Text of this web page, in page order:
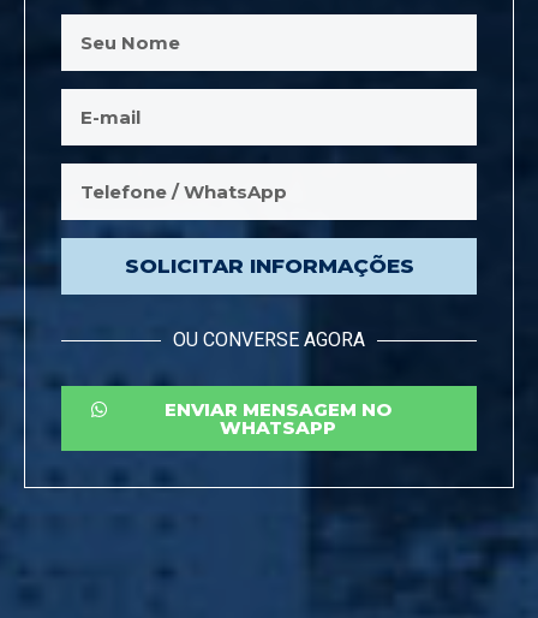
SOLICITAR INFORMAÇÕES
OU CONVERSE AGORA
ENVIAR MENSAGEM NO
WHATSAPP